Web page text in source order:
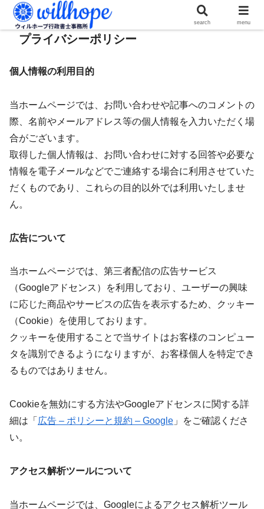
プライバシーポリシー
個人情報の利用目的
当ホームページでは、お問い合わせや記事へのコメントの
際、名前やメールアドレス等の個人情報を入力いただく場
合がございます。
取得した個人情報は、お問い合わせに対する回答や必要な
情報を電子メールなどでご連絡する場合に利用させていた
だくものであり、これらの目的以外では利用いたしませ
ん。
広告について
当ホームページでは、第三者配信の広告サービス
（Googleアドセンス）を利用しており、ユーザーの興味
に応じた商品やサービスの広告を表示するため、クッキー
（Cookie）を使用しております。
クッキーを使用することで当サイトはお客様のコンピュー
タを識別できるようになりますが、お客様個人を特定でき
るものではありません。
Cookieを無効にする方法やGoogleアドセンスに関する詳
細は「 広告 – ポリシーと規約 – Google 」をご確認くださ
い。
アクセス解析ツールについて
当ホームページでは、Googleによるアクセス解析ツール
search menu